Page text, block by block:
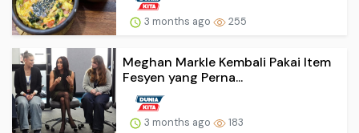
3 months ago 255
Meghan Markle Kembali Pakai Item
Fesyen yang Perna...
3 months ago 183